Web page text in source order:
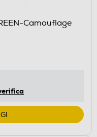
Camouflage